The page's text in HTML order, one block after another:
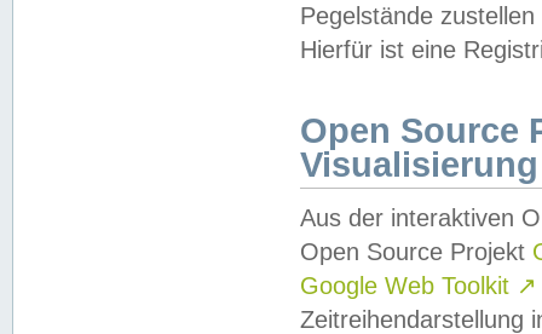
Pegelstände
Hierfür ist eine
Open Source
Visualisierung
Aus der interaktiven
Open Source Projekt
Google Web Toolkit ↗
Zeitreihendarstellung